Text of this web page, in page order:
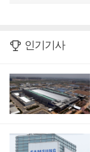
인기기사